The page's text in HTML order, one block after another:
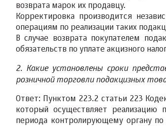
возврата марок их продавцу.
Корректировка производится
операциям по реализации таких
В случае возврата покупателем
обязательств по уплате акцизного
2. Какие установлены сроки
розничной торговли подакцизных
Ответ: Пунктом 223.2 статьи 223
который осуществляет реализацию
периода контролирующему органу